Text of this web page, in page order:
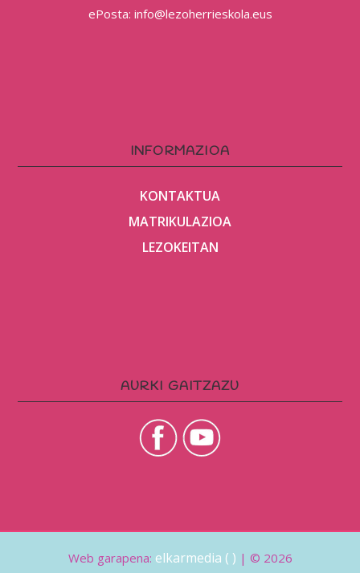
ePosta: info@lezoherrieskola.eus
INFORMAZIOA
KONTAKTUA
MATRIKULAZIOA
LEZOKEITAN
AURKI GAITZAZU
Web garapena: elkarmedia ( ) | © 2026